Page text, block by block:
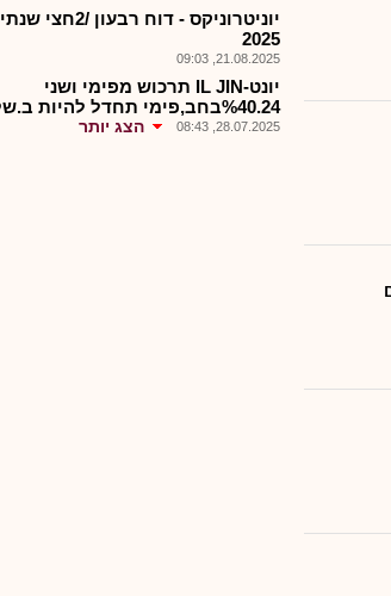
יוניטרוניקס - דוח
2025
21.08.2025, 09:03
יונט-IL JIN תרכוש מפימי ושני
%40.24בחב,פימי תחדל להיות ב.שליטה
28.07.2025, 08:43 הצג יותר